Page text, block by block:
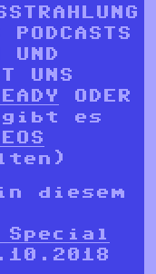
PODCASTS
UND
UNS
ODER
es
diesem